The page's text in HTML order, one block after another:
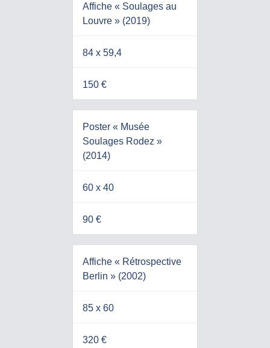
Affiche « Soulages au
Louvre » (2019)
84 x 59,4
150 €
Poster « Musée
Soulages Rodez »
(2014)
60 x 40
90 €
Affiche « Rétrospective
Berlin » (2002)
85 x 60
320 €